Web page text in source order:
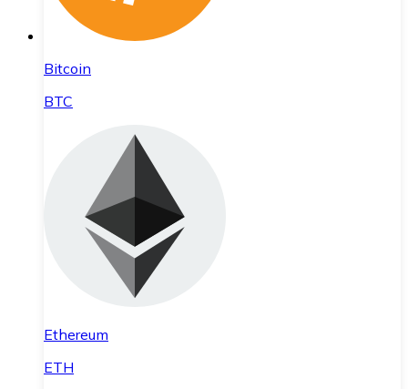
Bitcoin
BTC
Ethereum
ETH